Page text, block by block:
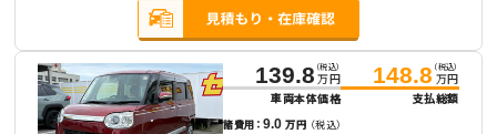
139.8 （税込）
万円
車両本体価格
148.8 （税込）
万円
支払総額
諸費用：9.0万円 （税込）